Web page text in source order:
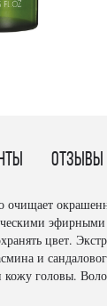
отзывы
очищает
цвет.
и
кожу головы.